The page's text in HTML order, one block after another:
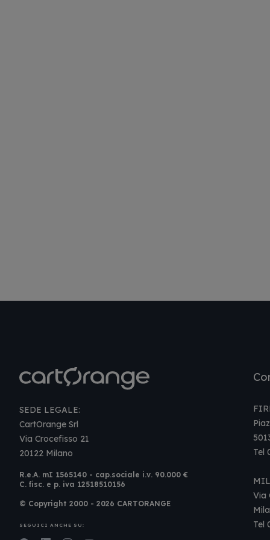
SEDE LEGALE:
CartOrange Srl
Via Crocefisso 21
20122 Milano
R.e.A. mI 1565140 - cap.sociale i.v. 90.000 €
C. fisc. e p. iva 12518510156
© Copyright 2000 - 2026 CARTORANGE
SEGUICI ANCHE SU:
Tel
Via
Tel